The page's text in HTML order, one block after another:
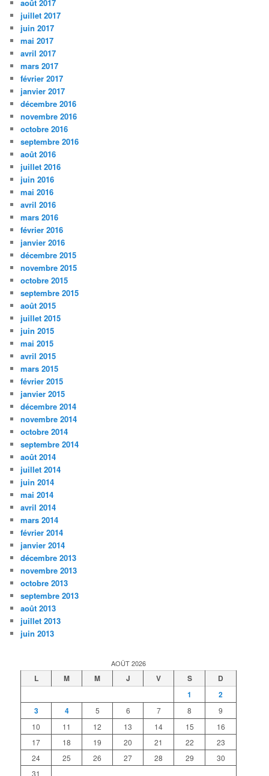
août 2017
juillet 2017
juin 2017
mai 2017
avril 2017
mars 2017
février 2017
janvier 2017
décembre 2016
novembre 2016
octobre 2016
septembre 2016
août 2016
juillet 2016
juin 2016
mai 2016
avril 2016
mars 2016
février 2016
janvier 2016
décembre 2015
novembre 2015
octobre 2015
septembre 2015
août 2015
juillet 2015
juin 2015
mai 2015
avril 2015
mars 2015
février 2015
janvier 2015
décembre 2014
novembre 2014
octobre 2014
septembre 2014
août 2014
juillet 2014
juin 2014
mai 2014
avril 2014
mars 2014
février 2014
janvier 2014
décembre 2013
novembre 2013
octobre 2013
septembre 2013
août 2013
juillet 2013
juin 2013
AOÛT 2026
L M M J V S
D
1
2
3
4 5 6 7 8
9
10
11 12 13 14 15
16
17
18 19 20 21 22
23
24
25 26 27 28 29
30
31